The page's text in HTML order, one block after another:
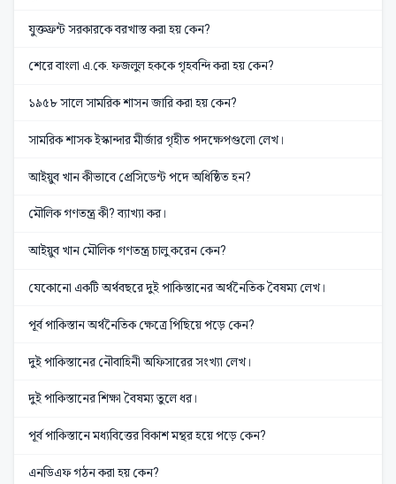
যুক্তফ্রন্ট সরকারকে বরখাস্ত করা হয় কেন?
শেরে বাংলা এ.কে. ফজলুল হককে গৃহবন্দি করা হয় কেন?
১৯৫৮ সালে সামরিক শাসন জারি করা হয় কেন?
সামরিক শাসক ইস্কান্দার মীর্জার গৃহীত পদক্ষেপগুলো লেখ।
আইয়ুব খান কীভাবে প্রেসিডেন্ট পদে অধিষ্ঠিত হন?
মৌলিক গণতন্ত্র কী? ব্যাখ্যা কর।
আইয়ুব খান মৌলিক গণতন্ত্র চালু করেন কেন?
যেকোনো একটি অর্থবছরে দুই পাকিস্তানের অর্থনৈতিক বৈষম্য লেখ।
পূর্ব পাকিস্তান অর্থনৈতিক ক্ষেত্রে পিছিয়ে পড়ে কেন?
দুই পাকিস্তানের নৌবাহিনী অফিসারের সংখ্যা লেখ।
দুই পাকিস্তানের শিক্ষা বৈষম্য তুলে ধর।
পূর্ব পাকিস্তানে মধ্যবিত্তের বিকাশ মন্থর হয়ে পড়ে কেন?
এনডিএফ গঠন করা হয় কেন?